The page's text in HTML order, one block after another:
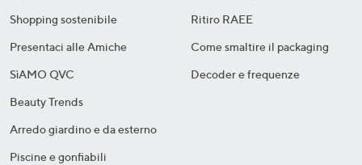
Shopping sostenibile​
Presentaci alle Amiche
SìAMO QVC
Beauty Trends
Arredo giardino e da esterno
Piscine e gonfiabili
Ritiro RAEE
Come smaltire il packaging​
Decoder e frequenze​